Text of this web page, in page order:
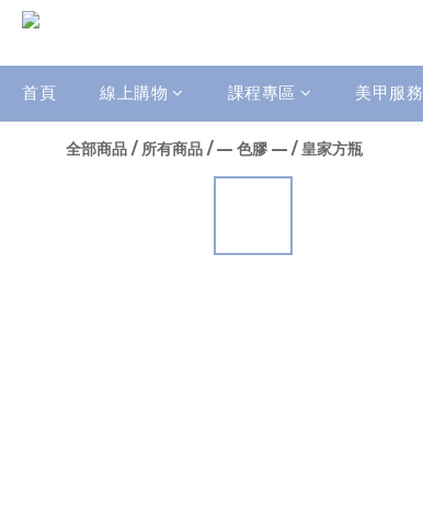
首頁 線上購物 課程專區 美甲服務
全部商品 / 所有商品 /— 色膠 — /皇家方瓶